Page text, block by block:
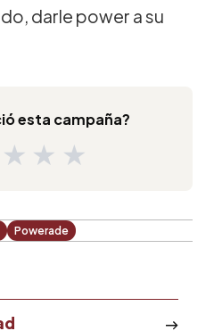
darle power a su
esta campaña?
★ ★ ★
Powerade